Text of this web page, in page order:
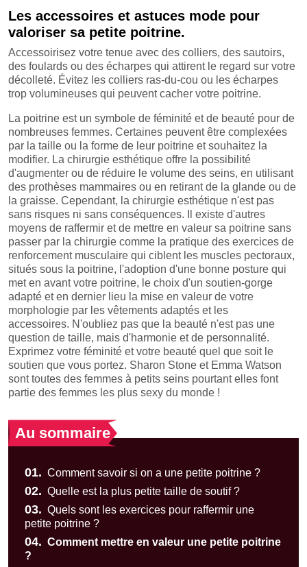
Les accessoires et astuces mode pour
valoriser sa petite poitrine.
Accessoirisez votre tenue avec des colliers, des sautoirs,
des foulards ou des écharpes qui attirent le regard sur votre
décolleté. Évitez les colliers ras-du-cou ou les écharpes
trop volumineuses qui peuvent cacher votre poitrine.
La poitrine est un symbole de féminité et de beauté pour de
nombreuses femmes. Certaines peuvent être complexées
par la taille ou la forme de leur poitrine et souhaitez la
modifier. La chirurgie esthétique offre la possibilité
d'augmenter ou de réduire le volume des seins, en utilisant
des prothèses mammaires ou en retirant de la glande ou de
la graisse. Cependant, la chirurgie esthétique n'est pas
sans risques ni sans conséquences. Il existe d'autres
moyens de raffermir et de mettre en valeur sa poitrine sans
passer par la chirurgie comme la pratique des exercices de
renforcement musculaire qui ciblent les muscles pectoraux,
situés sous la poitrine, l'adoption d'une bonne posture qui
met en avant votre poitrine, le choix d'un soutien-gorge
adapté et en dernier lieu la mise en valeur de votre
morphologie par les vêtements adaptés et les
accessoires. N'oubliez pas que la beauté n'est pas une
question de taille, mais d'harmonie et de personnalité.
Exprimez votre féminité et votre beauté quel que soit le
soutien que vous portez. Sharon Stone et Emma Watson
sont toutes des femmes à petits seins pourtant elles font
partie des femmes les plus sexy du monde !
Au sommaire
01. Comment savoir si on a une petite poitrine ?
02. Quelle est la plus petite taille de soutif ?
03. Quels sont les exercices pour raffermir une
petite poitrine ?
04. Comment mettre en valeur une petite poitrine
?